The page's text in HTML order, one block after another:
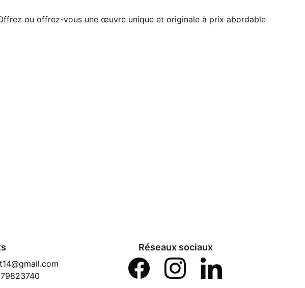
ou offrez-vous une œuvre unique et originale à prix abordable
Réseaux sociaux